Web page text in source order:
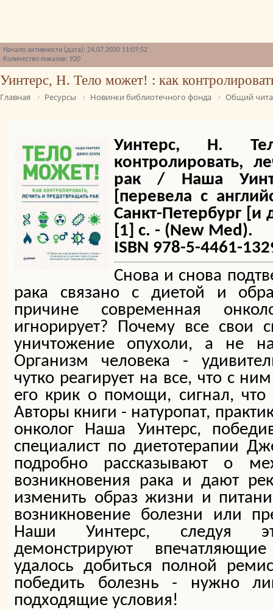
Начало активности (дата): 24.07.2020 11:07:52
Количество показов: 920
Уинтерс, Н. Тело может! : как
Главная Ресурсы Новинки библиотечного фонда Общий
Уинтерс, Н.
контролировать,
рак / Наша
[перевела с
Санкт-Петербург
[1] с. - (New Med).
ISBN 978-5-4461-
Снова и снова
рака связано с диетой и
причине современная
игнорирует? Почему все свои
уничтожение опухоли, а не
Организм человека -
чутко реагирует на все, что с
его крик о помощи, сигнал, что
Авторы книги - натуропат,
онколог Наша Уинтерс,
специалист по диетотерапии
подробно рассказывают о
возникновения рака и дают
изменить образ жизни и
возникновение болезни или
Наши Уинтерс, следуя
демонстрируют
удалось добиться полной
победить болезнь - нужно
подходящие условия!